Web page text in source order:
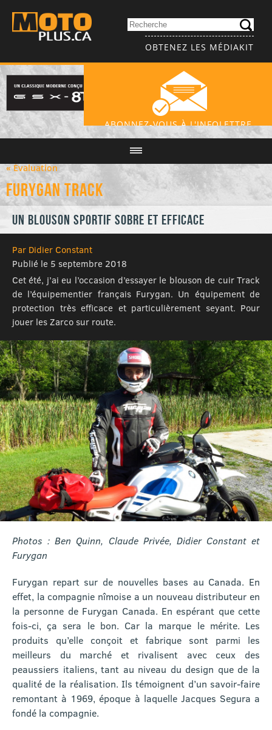
OBTENEZ LES MÉDIAKIT
ABONNEZ-VOUS À L'INFOLETTRE
« Évaluation
Furygan Track
Un blouson sportif sobre et efficace
Par Didier Constant
Publié le 5 septembre 2018
Cet été, j’ai eu l’occasion d’essayer le blouson de cuir Track
de l’équipementier français Furygan. Un équipement de
protection très efficace et particulièrement seyant. Pour
jouer les Zarco sur route.
Photos : Ben Quinn, Claude Privée, Didier Constant et
Furygan
Furygan repart sur de nouvelles bases au Canada. En
effet, la compagnie nîmoise a un nouveau distributeur en
la personne de Furygan Canada. En espérant que cette
fois-ci, ça sera le bon. Car la marque le mérite. Les
produits qu’elle conçoit et fabrique sont parmi les
meilleurs du marché et rivalisent avec ceux des
peaussiers italiens, tant au niveau du design que de la
qualité de la réalisation. Ils témoignent d’un savoir-faire
remontant à 1969, époque à laquelle Jacques Segura a
fondé la compagnie.